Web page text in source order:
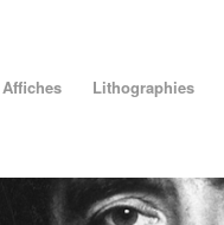
Affiches Lithographies